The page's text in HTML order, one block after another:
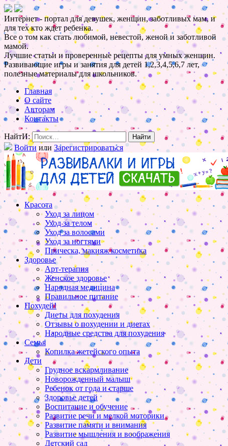
Интернет - портал для девушек, женщин, заботливых мам, и
для тех кто ждет ребенка.
Все о том как стать любимой, невестой, женой и заботливой
мамой.
Лучшие статьи и проверенные рецепты для умных женщин.
Развивающие игры и занятия для детей 1,2,3,4,5,6,7 лет,
полезные материалы для школьников.
Главная
О сайте
Авторам
Контакты
НайтИ:
Войти или Зарегистрироваться
Красота
Уход за лицом
Уход за телом
Уход за волосами
Уход за ногтями
Прическа, макияж косметика
Здоровье
Арт-терапия
Женское здоровье
Народная медицина
Правильное питание
Похудей!
Диеты для похудения
Отзывы о похудении и диетах
Народные средства для похудения
Семья
Копилка жетейского опыта
Дети
Грудное вскармливание
Новорожденный малыш
Ребенок от года и старше
Здоровье детей
Воспитание и обучение
Развитие речи и мелкой моторики
Развитие памяти и внимания
Развитие мышления и воображения
Детский сад